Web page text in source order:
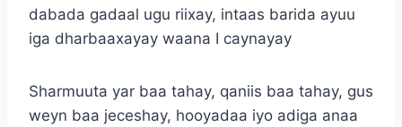
dabada gadaal ugu riixay, intaas barida ayuu
iga dharbaaxayay waana I caynayay
Sharmuuta yar baa tahay, qaniis baa tahay, gus
weyn baa jeceshay, hooyadaa iyo adiga anaa